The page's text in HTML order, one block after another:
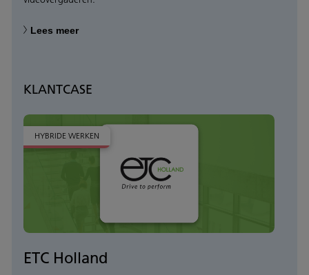
Lees meer
KLANTCASE
HYBRIDE WERKEN
ETC Holland